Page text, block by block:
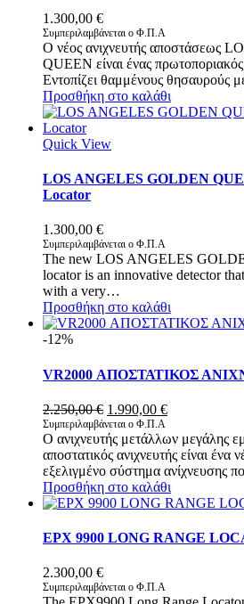
1.300,00 €
Συμπεριλαμβάνεται ο Φ.Π.Α
Ο νέος ανιχνευτής αποστάσεως
QUEEN είναι ένας
Εντοπίζει θαμμένους θησαυρούς
Προσθήκη στο καλάθι
Quick View
LOS ANGELES GOLDEN
Locator
1.300,00 €
Συμπεριλαμβάνεται ο Φ.Π.Α
The new LOS ANGELES
locator is an innovative detector
with a very…
Προσθήκη στο καλάθι
-12%
VR2000 ΑΠΟΣΤΑΤΙΚΟΣ
2.250,00€ Original
price
was:
2.250,00 €.
1.990,00 €Η
τιμή
είναι:
1.990,00 €.
Συμπεριλαμβάνεται ο Φ.Π.Α
Ο ανιχνευτής μετάλλων μεγάλης
αποστατικός ανιχνευτής είναι ένα
εξελιγμένο σύστημα ανίχνευσης
Προσθήκη στο καλάθι
EPX 9900 LONG RANGE
2.300,00 €
Συμπεριλαμβάνεται ο Φ.Π.Α